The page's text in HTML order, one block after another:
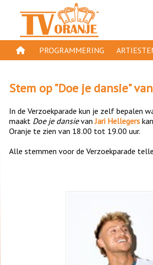
PROGRAMMERING
GESPEELD OP TV ORANJE
ORANJE KROON
TV ORANJE TOP 1000
11 VAN ORANJE
Stem op "Doe je dansie"
In de Verzoekparade kun je zelf bepalen
maakt Doe je dansievanJari Hellegers
Oranje te zien van 18.00 tot 19.00 uur.
Alle stemmen voor de Verzoekparade